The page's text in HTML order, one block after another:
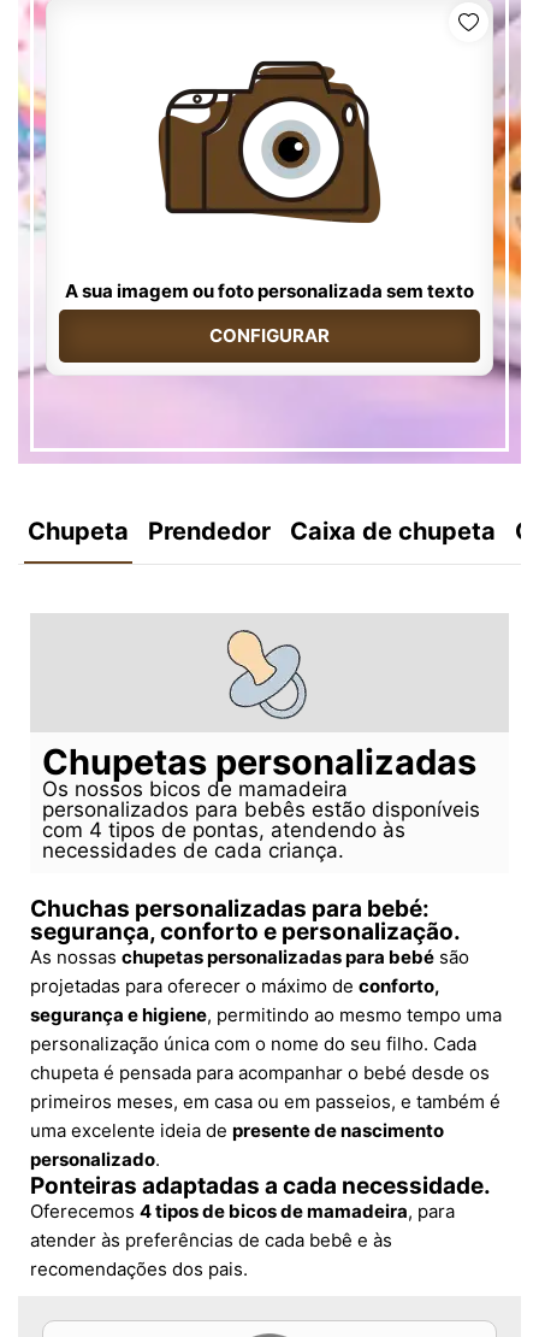
A sua imagem ou foto personalizada sem texto
CONFIGURAR
Chupeta Prendedor Caixa de chupeta
Chupetas personalizadas
Os nossos bicos de mamadeira
personalizados para bebês estão disponíveis
com 4 tipos de pontas, atendendo às
necessidades de cada criança.
Chuchas personalizadas para bebé:
segurança, conforto e personalização.
As nossas chupetas personalizadas para bebé são
projetadas para oferecer o máximo de conforto,
segurança e higiene, permitindo ao mesmo tempo uma
personalização única com o nome do seu filho. Cada
chupeta é pensada para acompanhar o bebé desde os
primeiros meses, em casa ou em passeios, e também é
uma excelente ideia de presente de nascimento
personalizado.
Ponteiras adaptadas a cada necessidade.
Oferecemos 4 tipos de bicos de mamadeira, para
atender às preferências de cada bebê e às
recomendações dos pais.